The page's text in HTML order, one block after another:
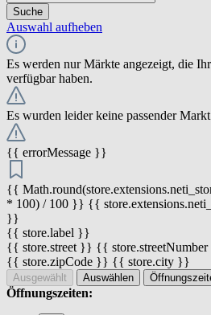
Suche
Auswahl aufheben
Es werden nur Märkte angezeigt, die
verfügbar haben.
Es wurden leider keine passender
{{ errorMessage }}
{{
* 100) / 100 }} {{
}}
{{ store.label }}
{{ store.street }} {{
{{ store.zipCode }} {{ store.city }}
Ausgewählt Auswählen
Öffnungszeiten: